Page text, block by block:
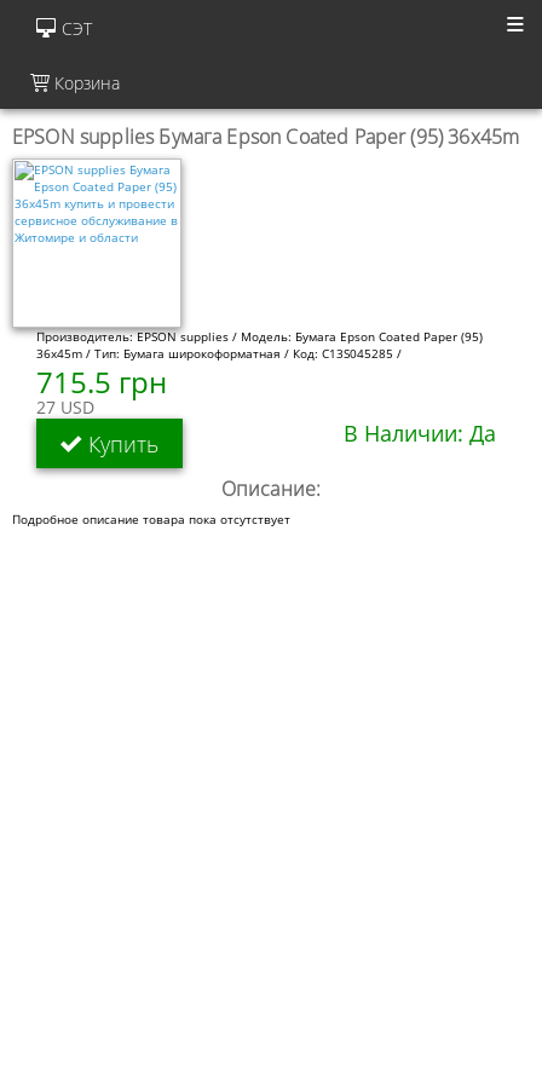
СЭТ
Корзина
EPSON supplies Бумага Epson Coated Paper (95) 36x45m
Производитель: EPSON supplies / Модель: Бумага Epson Coated Paper (95)
36x45m / Тип: Бумага широкоформатная / Код: C13S045285 /
715.5 грн
27 USD
Купить В Наличии: Да
Описание:
Подробное описание товара пока отсутствует